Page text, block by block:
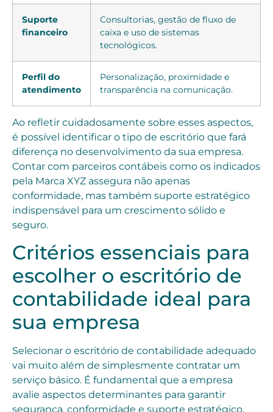
Suporte
financeiro
Consultorias, gestão de fluxo de
caixa e uso de sistemas
tecnológicos.
Perfil do
atendimento
Personalização, proximidade e
transparência na comunicação.
Ao refletir cuidadosamente sobre esses aspectos,
é possível identificar o tipo de escritório que fará
diferença no desenvolvimento da sua empresa.
Contar com parceiros contábeis como os indicados
pela Marca XYZ assegura não apenas
conformidade, mas também suporte estratégico
indispensável para um crescimento sólido e
seguro.
Critérios essenciais para
escolher o escritório de
contabilidade ideal para
sua empresa
Selecionar o escritório de contabilidade adequado
vai muito além de simplesmente contratar um
serviço básico. É fundamental que a empresa
avalie aspectos determinantes para garantir
segurança, conformidade e suporte estratégico.